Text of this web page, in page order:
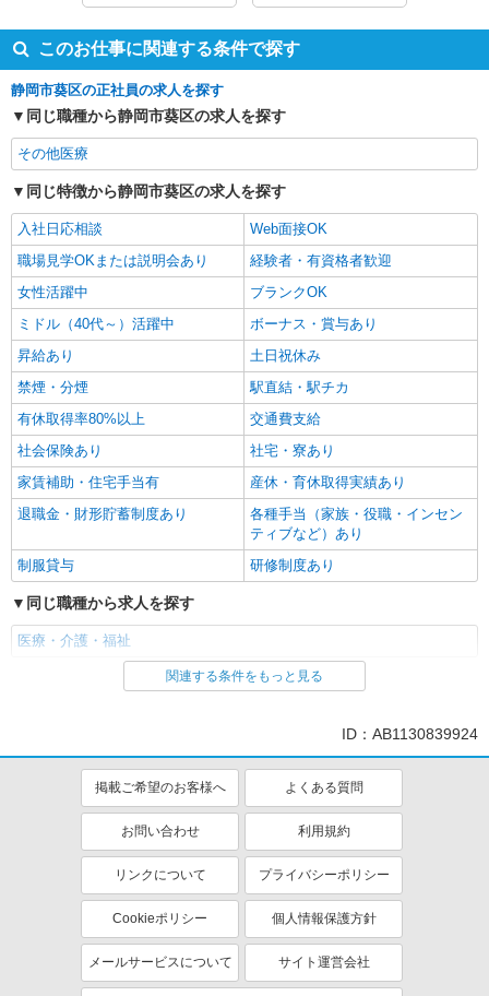
このお仕事に関連する条件で探す
静岡市葵区の正社員の求人を探す
同じ職種から静岡市葵区の求人を探す
その他医療
同じ特徴から静岡市葵区の求人を探す
入社日応相談
Web面接OK
職場見学OKまたは説明会あり
経験者・有資格者歓迎
女性活躍中
ブランクOK
ミドル（40代～）活躍中
ボーナス・賞与あり
昇給あり
土日祝休み
禁煙・分煙
駅直結・駅チカ
有休取得率80%以上
交通費支給
社会保険あり
社宅・寮あり
家賃補助・住宅手当有
産休・育休取得実績あり
退職金・財形貯蓄制度あり
各種手当（家族・役職・インセン
ティブなど）あり
制服貸与
研修制度あり
同じ職種から求人を探す
医療・介護・福祉
同じ特徴から求人を探す
社会保険あり
社宅・寮あり
産休・育休取得実績あり
関連する条件をもっと見る
ID：AB1130839924
掲載ご希望のお客様へ よくある質問
お問い合わせ 利用規約
リンクについて プライバシーポリシー
Cookieポリシー 個人情報保護方針
メールサービスについて サイト運営会社